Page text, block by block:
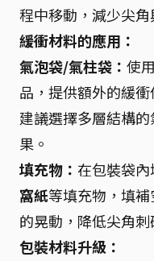
程中移動，減少尖
緩衝材料的應用：
氣泡袋/氣柱袋： 使用
品，提供額外的緩
建議選擇多層結構
果。
填充物： 在包裝袋
窩紙等填充物，填
的晃動，降低尖角
包裝材料升級：